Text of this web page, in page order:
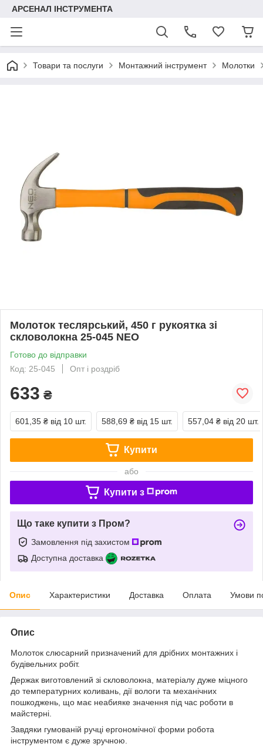
АРСЕНАЛ ІНСТРУМЕНТА
Товари та послуги Монтажний інструмент Молотки
Молоток теслярський, 450 г рукоятка зі
скловолокна 25-045 NEO
Готово до відправки
Код: 25-045
Опт і роздріб
633 ₴
601,35 ₴ від 10 шт. 588,69 ₴ від 15 шт. 557,04 ₴ від 20 шт.
Купити
або
Купити з
Що таке купити з Пром?
Замовлення під захистом
Доступна доставка
Опис Характеристики Доставка Оплата Умови
Опис
Молоток слюсарний призначений для дрібних монтажних і
будівельних робіт.
Держак виготовлений зі скловолокна, матеріалу дуже міцного
до температурних коливань, дії вологи та механічних
пошкоджень, що має неабияке значення під час роботи в
майстерні.
Завдяки гумованій ручці ергономічної форми робота
інструментом є дуже зручною.